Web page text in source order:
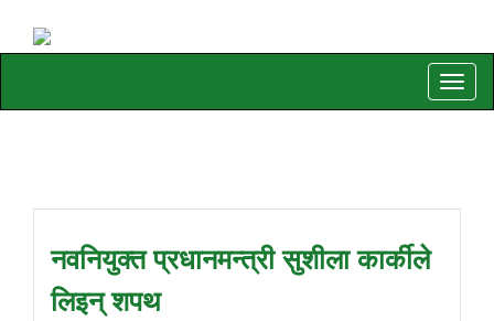
Toggle
नवनियुक्त प्रधानमन्त्री सुशीला कार्कीले
लिइन् शपथ